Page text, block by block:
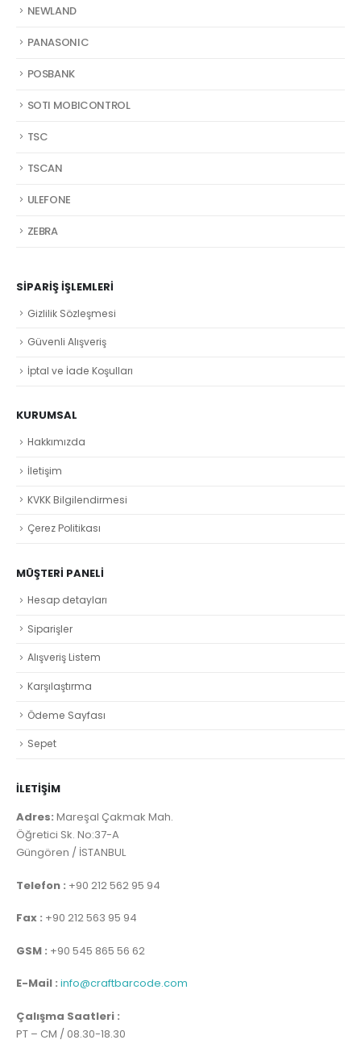
NEWLAND
PANASONIC
POSBANK
SOTI MOBICONTROL
TSC
TSCAN
ULEFONE
ZEBRA
SIPARIŞ İŞLEMLERI
Gizlilik Sözleşmesi
Güvenli Alışveriş
İptal ve İade Koşulları
KURUMSAL
Hakkımızda
İletişim
KVKK Bilgilendirmesi
Çerez Politikası
MÜŞTERI PANELI
Hesap detayları
Siparişler
Alışveriş Listem
Karşılaştırma
Ödeme Sayfası
Sepet
İLETİŞİM
Adres: Mareşal Çakmak Mah.
Öğretici Sk. No:37-A
Güngören / İSTANBUL
Telefon : +90 212 562 95 94
Fax : +90 212 563 95 94
GSM : +90 545 865 56 62
E-Mail : info@craftbarcode.com
Çalışma Saatleri :
PT – CM / 08.30-18.30